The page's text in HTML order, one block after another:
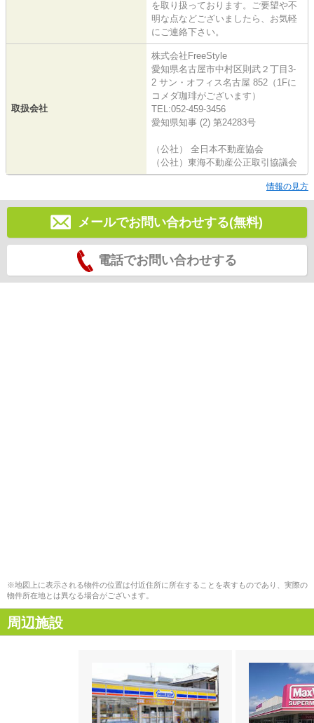
を取り扱っております。ご要望や不
明な点などございましたら、お気軽
にご連絡下さい。
取扱会社
株式会社FreeStyle
愛知県名古屋市中村区則武２丁目3-
2 サン・オフィス名古屋 852（1Fに
コメダ珈琲がございます）
TEL:052-459-3456
愛知県知事 (2) 第24283号
（公社） 全日本不動産協会
（公社）東海不動産公正取引協議会
情報の見方
メールでお問い合わせする(無料)
電話でお問い合わせする
※地図上に表示される物件の位置は付近住所に所在することを表すものであり、実際の
物件所在地とは異なる場合がございます。
周辺施設